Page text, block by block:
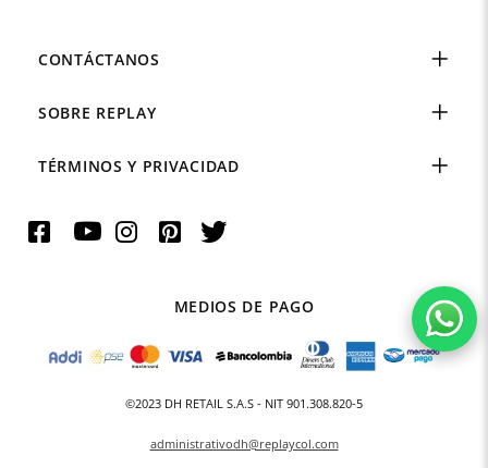
CONTÁCTANOS
SOBRE REPLAY
TÉRMINOS Y PRIVACIDAD
MEDIOS DE PAGO
©2023 DH RETAIL S.A.S - NIT 901.308.820-5
administrativodh@replaycol.com